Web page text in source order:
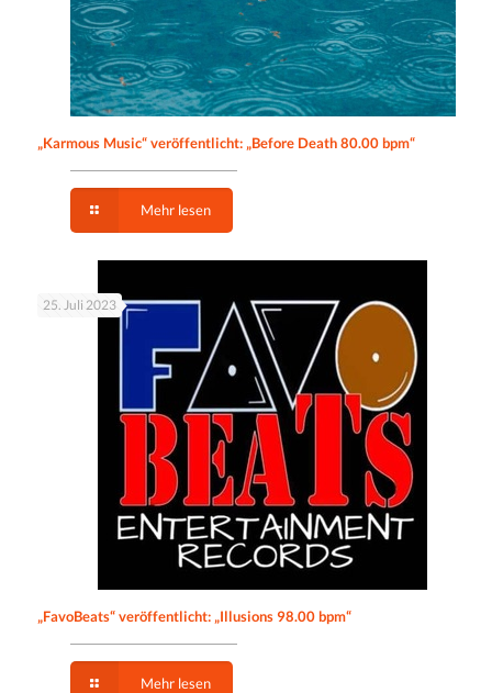
„Karmous Music“ veröffentlicht: „Before Death 80.00 bpm“
Mehr lesen
25. Juli 2023
„FavoBeats“ veröffentlicht: „Illusions 98.00 bpm“
Mehr lesen